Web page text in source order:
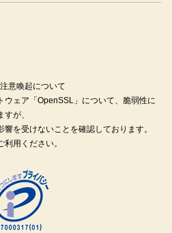
意喚起について
ウェア「OpenSSL」について、脆弱性に
が、
を受けないことを確認しております。
用ください。